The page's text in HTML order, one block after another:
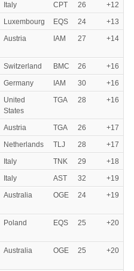
Italy CPT 26
+12
Luxembourg EQS 24
+13
Austria IAM 27 +14
Switzerland BMC 26
+16
Germany IAM 30
+16
United
States
TGA 28 +16
Austria TGA 26
+17
Netherlands TLJ 28
+17
Italy TNK 29
+18
Italy AST 32
+19
Australia OGE 24 +19
Poland EQS 25 +20
Australia OGE 25 +20